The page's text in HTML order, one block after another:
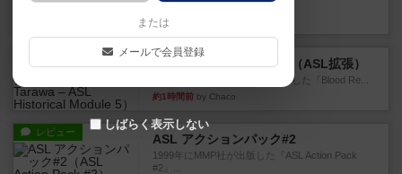
というシンプルだけど非常...
1分前
ブラッドリーフ：タラワ（ASL拡張）
1996年にHeat of Battle社が出版した『Blood Re...
約1時間前 by Chaco
レビュー ASL アクションパック#2
1999年にMMP社が出版した『ASL Action Pack
#2』...
または
メールで会員登録
しばらく表示しない